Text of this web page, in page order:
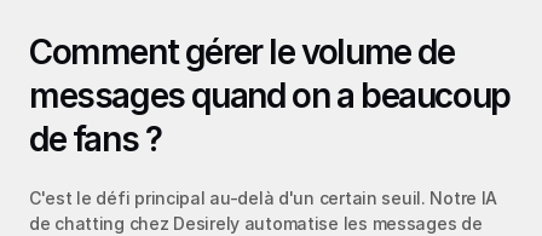
Comment gérer le volume de
messages quand on a beaucoup
de fans ?
C'est le défi principal au-delà d'un certain seuil. Notre IA
de chatting chez Desirely automatise les messages de